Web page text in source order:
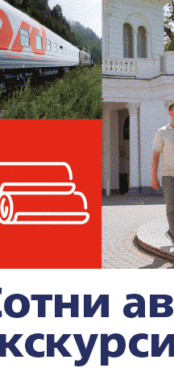
РФ
завершают
стратегическую
что Красный Лиман
и значимым
СВО —
читайте в